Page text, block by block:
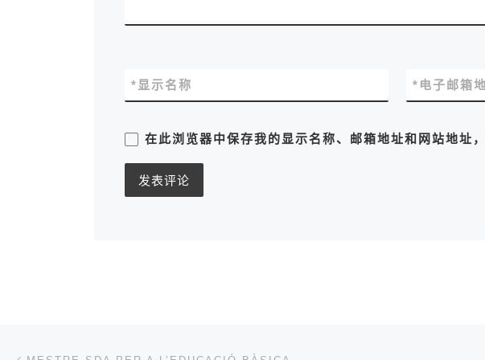
显示名称
* 电子邮箱
*
在此浏览器中保存我的显示名称、邮箱地址和网站地址
文章导航